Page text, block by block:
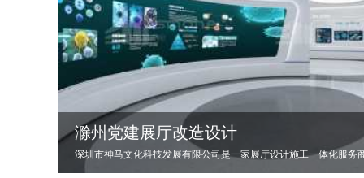
滁州党建展厅改造设计